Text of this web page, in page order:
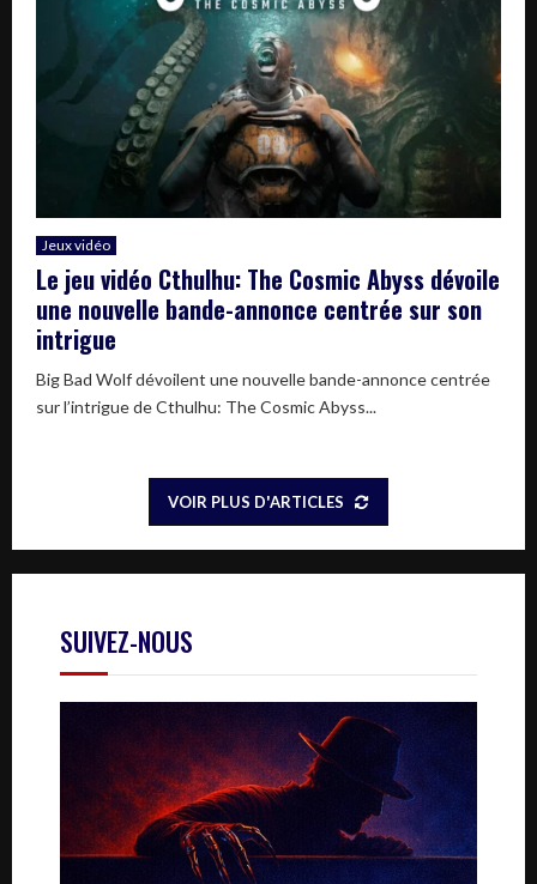
Jeux vidéo
Le jeu vidéo Cthulhu: The Cosmic Abyss dévoile
une nouvelle bande-annonce centrée sur son
intrigue
Big Bad Wolf dévoilent une nouvelle bande-annonce centrée
sur l’intrigue de Cthulhu: The Cosmic Abyss...
VOIR PLUS D'ARTICLES
SUIVEZ-NOUS